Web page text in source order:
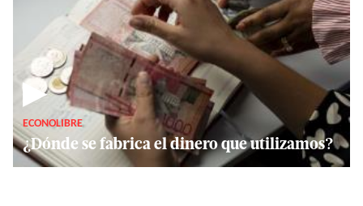
▶
ECONOLIBRE
¿Dónde se fabrica el dinero que utilizamos?